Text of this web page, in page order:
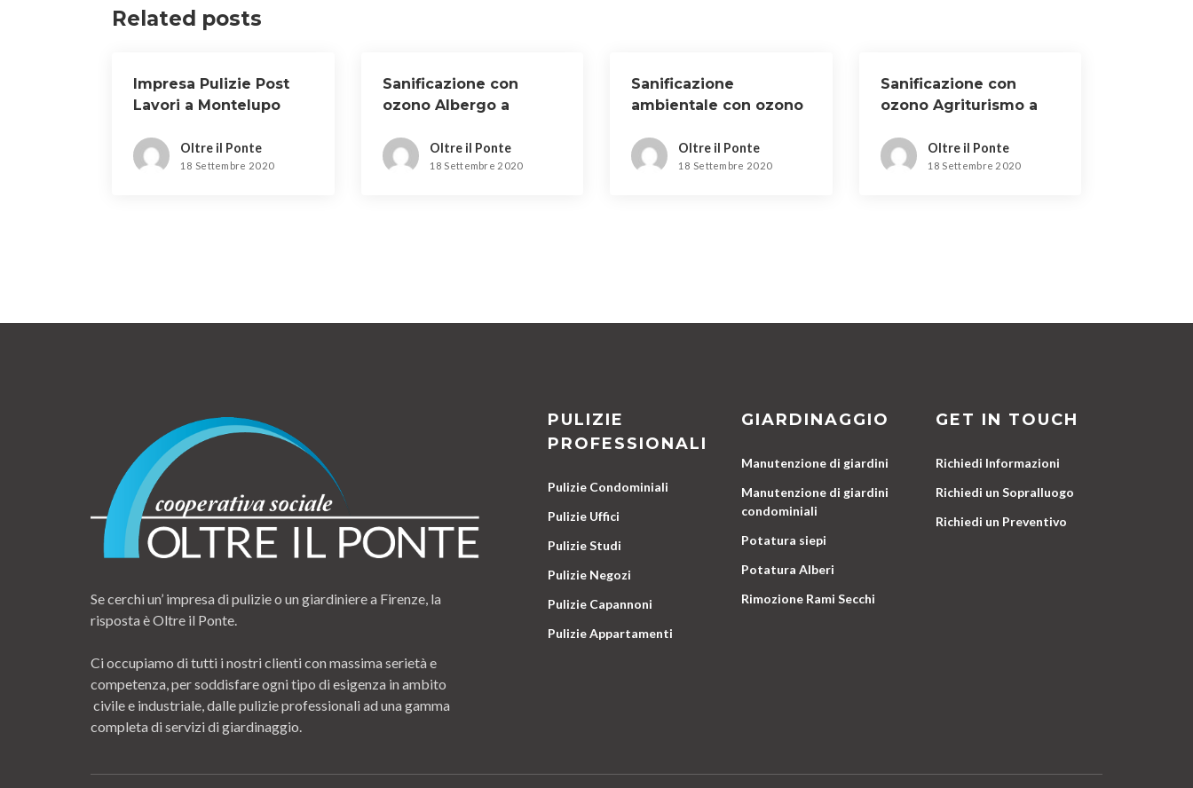
Related posts
Impresa Pulizie Post
Lavori a Montelupo
Oltre il Ponte
18 Settembre 2020
Sanificazione con
ozono Albergo a
Oltre il Ponte
18 Settembre 2020
Sanificazione
ambientale con ozono
Oltre il Ponte
18 Settembre 2020
Sanificazione con
ozono Agriturismo a
Oltre il Ponte
18 Settembre 2020
Se cerchi un’ impresa di pulizie o un giardiniere a Firenze, la
risposta è Oltre il Ponte.
Ci occupiamo di tutti i nostri clienti con massima serietà e
competenza, per soddisfare ogni tipo di esigenza in ambito
civile e industriale, dalle pulizie professionali ad una gamma
completa di servizi di giardinaggio.
PULIZIE
PROFESSIONALI
Pulizie Condominiali
Pulizie Uffici
Pulizie Studi
Pulizie Negozi
Pulizie Capannoni
Pulizie Appartamenti
GIARDINAGGIO
Manutenzione di giardini
Manutenzione di giardini
condominiali
Potatura siepi
Potatura Alberi
Rimozione Rami Secchi
GET IN TOUCH
Richiedi Informazioni
Richiedi un Sopralluogo
Richiedi un Preventivo